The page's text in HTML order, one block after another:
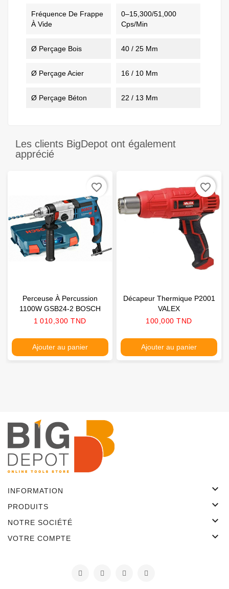
Fréquence De Frappe
À Vide
0–15,300/51,000
Cps/min
Ø Perçage Bois 40 / 25 Mm
Ø Perçage Acier 16 / 10 Mm
Ø Perçage Béton 22 / 13 Mm
Les clients BigDepot ont également
apprécié
Perceuse À Percussion
1100W GSB24-2 BOSCH
Prix
1 010,300 TND
Ajouter au panier
favorite_border
Décapeur Thermique P2001
VALEX
Prix
100,000 TND
Ajouter au panier
favorite_border
INFORMATION 
PRODUITS 
NOTRE SOCIÉTÉ 
VOTRE COMPTE 